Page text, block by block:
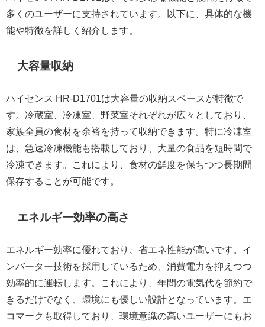
多くのユーザーに支持されています。以下に、具体的な機
能や特徴を詳しく紹介します。
大容量収納
ハイセンス HR-D1701は大容量の収納スペースが特徴で
す。冷蔵室、冷凍室、野菜室それぞれが広々としており、
家族全員の食材を余裕を持って収納できます。特に冷凍室
は、急速冷凍機能も搭載しており、大量の食品を短時間で
冷凍できます。これにより、食材の鮮度を保ちつつ長期間
保存することが可能です。
エネルギー効率の高さ
エネルギー効率に優れており、省エネ性能が高いです。イ
ンバーター技術を採用しているため、消費電力を抑えつつ
効率的に運転します。これにより、年間の電気代を節約で
きるだけでなく、環境にも優しい設計となっています。エ
コマークも取得しており、環境意識の高いユーザーにもお